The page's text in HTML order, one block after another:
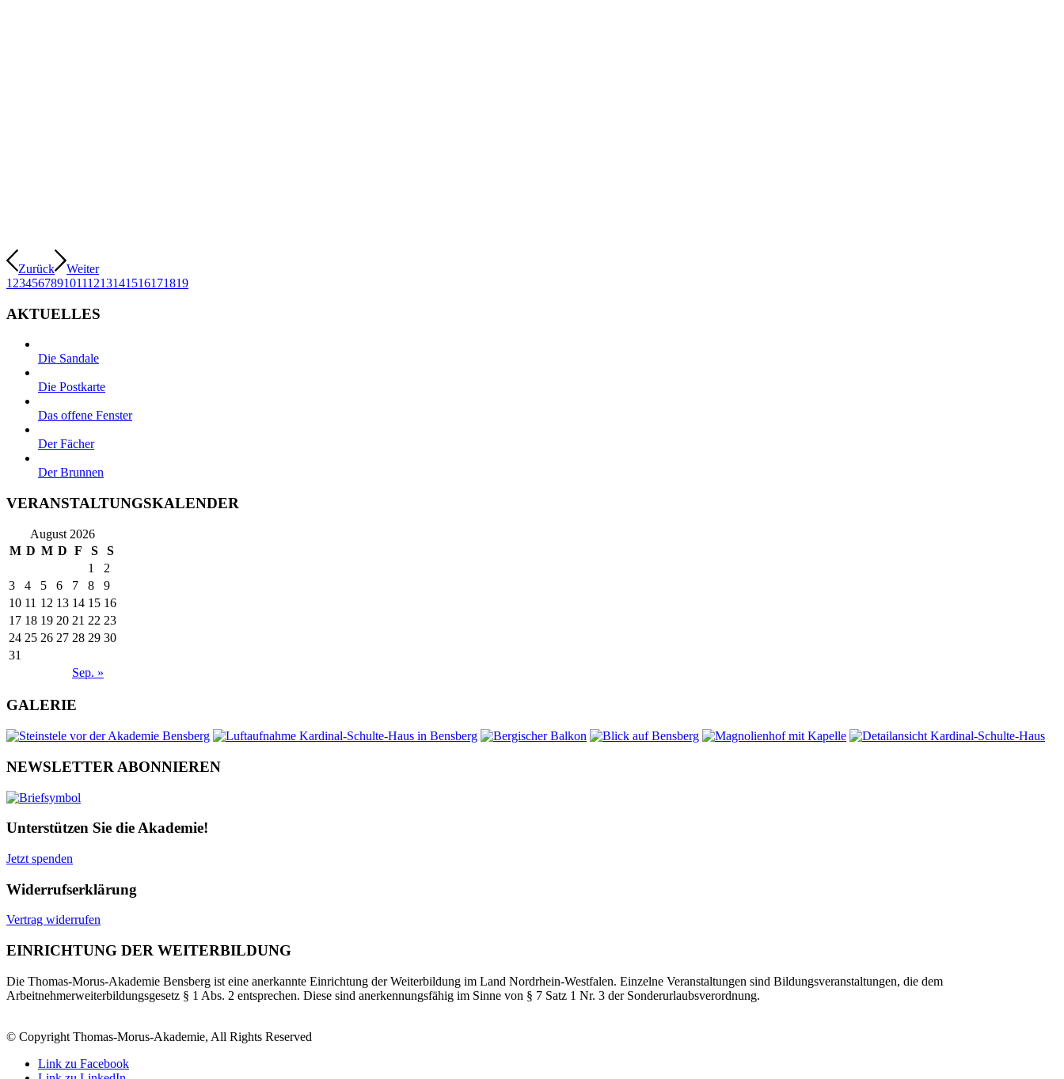
Zurück
Weiter
1 2345678910111213141516171819
AKTUELLES
Die Sandale
Die Postkarte
Das offene Fenster
Der Fächer
Der Brunnen
VERANSTALTUNGSKALENDER
August 2026
M D M D F S S
Sep. »
1
2
3
4 5 6 7 8
9
10 11 12 13 14 15 16
17 18 19 20 21 22 23
24 25 26 27 28 29 30
31
GALERIE
NEWSLETTER ABONNIEREN
Unterstützen Sie die Akademie!
Jetzt spenden
Widerrufserklärung
Vertrag widerrufen
EINRICHTUNG DER WEITERBILDUNG
Die Thomas-Morus-Akademie Bensberg ist eine anerkannte Einrichtung der Weiterbildung im Land Nordrhein-Westfalen. Einzelne Veranstaltungen sind Bildungsveranstaltungen, die dem
Arbeitnehmerweiterbildungsgesetz § 1 Abs. 2 entsprechen. Diese sind anerkennungsfähig im Sinne von § 7 Satz 1 Nr. 3 der Sonderurlaubsverordnung.
© Copyright Thomas-Morus-Akademie, All Rights Reserved
Link zu Facebook